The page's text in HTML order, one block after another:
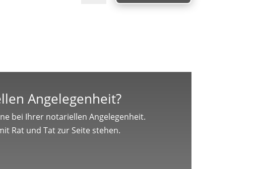
Angelegenheit?
bei Ihrer notariellen Angelegenheit.
Rat und Tat zur Seite stehen.